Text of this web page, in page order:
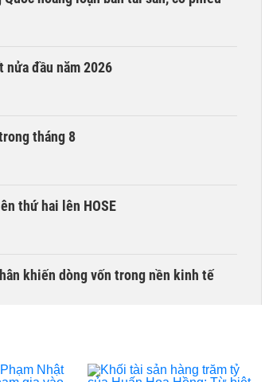
nửa đầu năm 2026
tháng 8
thứ hai lên HOSE
khiến dòng vốn trong nền kinh tế